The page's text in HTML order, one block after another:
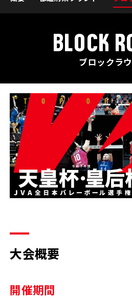
BLOCK
ブロックラ
大会概要
開催期間